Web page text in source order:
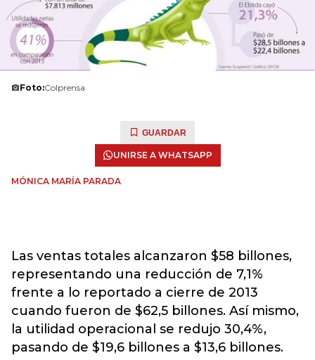
Foto:Colprensa
GUARDAR
UNIRSE A WHATSAPP
MÓNICA MARÍA PARADA
Las ventas totales alcanzaron $58 billones,
representando una reducción de 7,1%
frente a lo reportado a cierre de 2013
cuando fueron de $62,5 billones. Así mismo,
la utilidad operacional se redujo 30,4%,
pasando de $19,6 billones a $13,6 billones.